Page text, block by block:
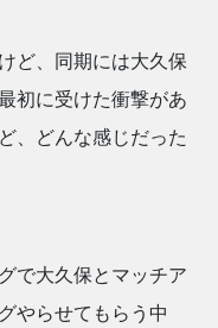
ど、同期には大久保
初に受けた衝撃があ
、どんな感じだった
で大久保とマッチア
やらせてもらう中